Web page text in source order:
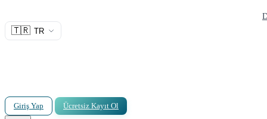
🇹🇷 TR
Giriş Yap Ücretsiz Kayıt Ol